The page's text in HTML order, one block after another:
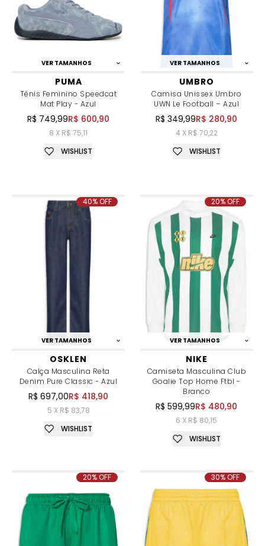
VER TAMANHOS
PUMA
Tênis Feminino Speedcat
Mat Play - Azul
R$ 749,99R$ 600,90
8 X R$ 75,11
WISHLIST
VER TAMANHOS
UMBRO
Camisa Unissex Umbro
UWN Le Football – Azul
R$ 349,99R$ 280,90
4 X R$ 70,22
WISHLIST
VER TAMANHOS
OSKLEN
Calça Masculina Reta
Denim Pure Classic - Azul
R$ 697,00R$ 418,90
5 X R$ 83,78
40% OFF
WISHLIST
VER TAMANHOS
NIKE
Camiseta Masculina Club
Goalie Top Home Ftbl -
Branco
R$ 599,99R$ 480,90
6 X R$ 80,15
20% OFF
WISHLIST
20% OFF 30% OFF